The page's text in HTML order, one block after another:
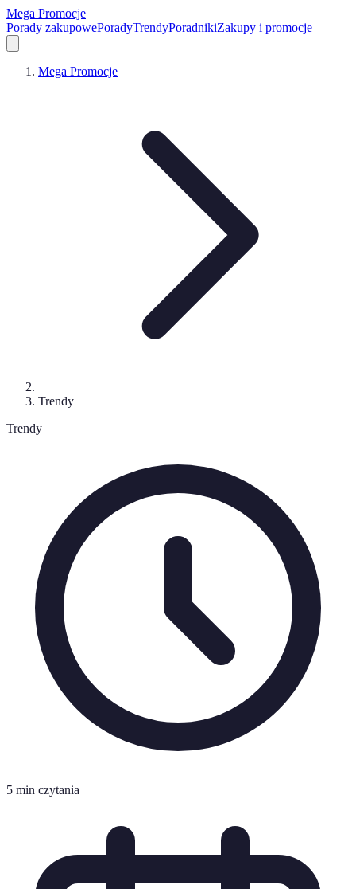
Mega Promocje
Porady zakupowePoradyTrendyPoradnikiZakupy i promocje
Mega Promocje
Trendy
Trendy
5 min czytania